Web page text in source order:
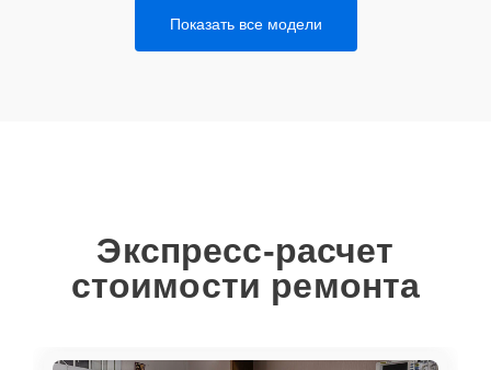
Показать все модели
Экспресс-расчет
стоимости ремонта